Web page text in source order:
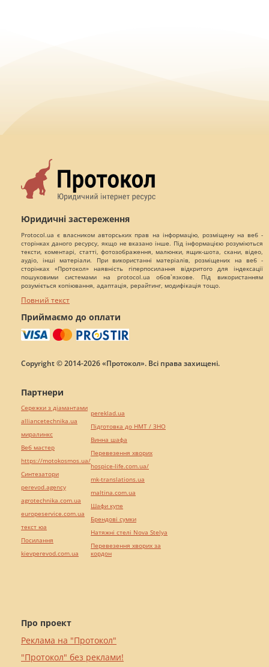
Юридичні застереження
Protocol.ua є власником авторських прав на інформацію, розміщену на веб -
сторінках даного ресурсу, якщо не вказано інше. Під інформацією розуміються
тексти, коментарі, статті, фотозображення, малюнки, ящик-шота, скани, відео,
аудіо, інші матеріали. При використанні матеріалів, розміщених на веб -
сторінках «Протокол» наявність гіперпосилання відкритого для індексації
пошуковими системами на protocol.ua обов`язкове. Під використанням
розуміється копіювання, адаптація, рерайтинг, модифікація тощо.
Повний текст
Приймаємо до оплати
Copyright © 2014-2026 «Протокол». Всі права захищені.
Про проект
Реклама на "Протокол"
"Протокол" без реклами!
Партнери
Сережки з діамантами
alliancetechnika.ua
миралинкс
Веб мастер
https://motokosmos.ua/
Синтезатори
perevod.agency
agrotechnika.com.ua
europeservice.com.ua
текст юа
Посилання
kievperevod.com.ua
pereklad.ua
Підготовка до НМТ / ЗНО
Винна шафа
Перевезення хворих
hospice-life.com.ua/
mk-translations.ua
maltina.com.ua
Шафи купе
Брендові сумки
Натяжні стелі Nova Stelya
Перевезення хворих за
кордон